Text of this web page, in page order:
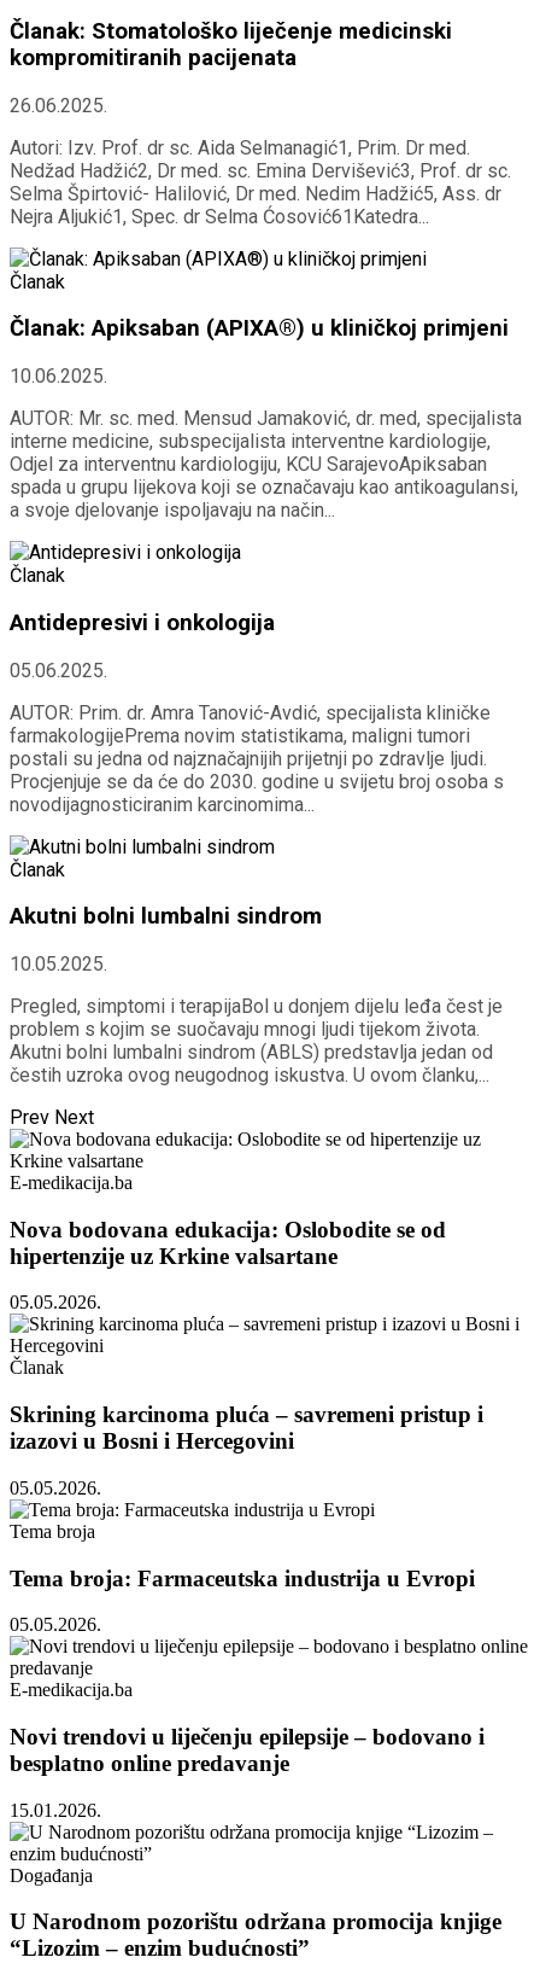
Članak: Stomatološko liječenje medicinski
kompromitiranih pacijenata
26.06.2025.
Autori: Izv. Prof. dr sc. Aida Selmanagić1, Prim. Dr med.
Nedžad Hadžić2, Dr med. sc. Emina Dervišević3, Prof. dr sc.
Selma Špirtović- Halilović, Dr med. Nedim Hadžić5, Ass. dr
Nejra Aljukić1, Spec. dr Selma Ćosović61Katedra...
Članak
Članak: Apiksaban (APIXA®) u kliničkoj primjeni
10.06.2025.
AUTOR: Mr. sc. med. Mensud Jamaković, dr. med, specijalista
interne medicine, subspecijalista interventne kardiologije,
Odjel za interventnu kardiologiju, KCU SarajevoApiksaban
spada u grupu lijekova koji se označavaju kao antikoagulansi,
a svoje djelovanje ispoljavaju na način...
Članak
Antidepresivi i onkologija
05.06.2025.
AUTOR: Prim. dr. Amra Tanović-Avdić, specijalista kliničke
farmakologijePrema novim statistikama, maligni tumori
postali su jedna od najznačajnijih prijetnji po zdravlje ljudi.
Procjenjuje se da će do 2030. godine u svijetu broj osoba s
novodijagnosticiranim karcinomima...
Članak
Akutni bolni lumbalni sindrom
10.05.2025.
Pregled, simptomi i terapijaBol u donjem dijelu leđa čest je
problem s kojim se suočavaju mnogi ljudi tijekom života.
Akutni bolni lumbalni sindrom (ABLS) predstavlja jedan od
čestih uzroka ovog neugodnog iskustva. U ovom članku,...
Prev Next
E-medikacija.ba
Nova bodovana edukacija: Oslobodite se od
hipertenzije uz Krkine valsartane
05.05.2026.
Članak
Skrining karcinoma pluća – savremeni pristup i
izazovi u Bosni i Hercegovini
05.05.2026.
Tema broja
Tema broja: Farmaceutska industrija u Evropi
05.05.2026.
E-medikacija.ba
Novi trendovi u liječenju epilepsije – bodovano i
besplatno online predavanje
15.01.2026.
Događanja
U Narodnom pozorištu održana promocija knjige
“Lizozim – enzim budućnosti”